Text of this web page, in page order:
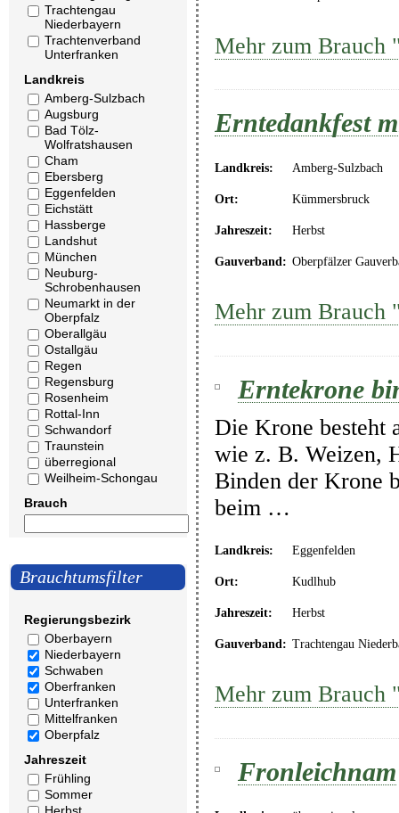
Trachtengau
Niederbayern
Trachtenverband
Unterfranken
Landkreis
Amberg-Sulzbach
Augsburg
Bad Tölz-
Wolfratshausen
Cham
Ebersberg
Eggenfelden
Eichstätt
Hassberge
Landshut
München
Neuburg-
Schrobenhausen
Neumarkt in der
Oberpfalz
Oberallgäu
Ostallgäu
Regen
Regensburg
Rosenheim
Rottal-Inn
Schwandorf
Traunstein
überregional
Weilheim-Schongau
Brauch
Brauchtumsfilter
Regierungsbezirk
Oberbayern
Niederbayern
Schwaben
Oberfranken
Unterfranken
Mittelfranken
Oberpfalz
Jahreszeit
Frühling
Sommer
Mehr zum Brauch
Erntedankfest
Landkreis: Amberg-Sulzbach
Ort: Kümmersbruck
Jahreszeit: Herbst
Gauverband: Oberpfälzer
Mehr zum Brauch
Erntekrone
Die Krone besteht
wie z. B. Weizen,
Binden der Krone
beim …
Landkreis: Eggenfelden
Ort: Kudlhub
Jahreszeit: Herbst
Gauverband: Trachtengau
Mehr zum Brauch
Fronleichnam